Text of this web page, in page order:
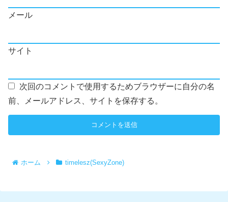
メール
サイト
次回のコメントで使用するためブラウザーに自分の名
前、メールアドレス、サイトを保存する。
ホーム timelesz(SexyZone)